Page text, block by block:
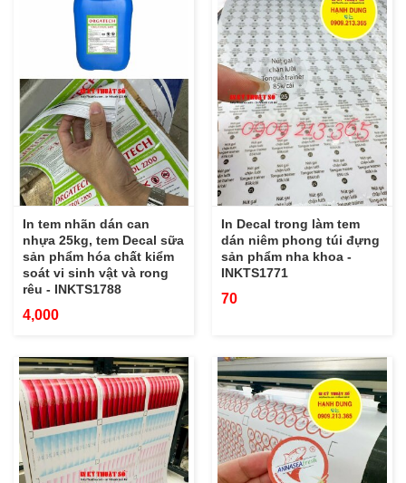
In tem nhãn dán can
nhựa 25kg, tem Decal sữa
sản phẩm hóa chất kiểm
soát vi sinh vật và rong
rêu - INKTS1788
4,000
In Decal trong làm tem
dán niêm phong túi đựng
sản phẩm nha khoa -
INKTS1771
70